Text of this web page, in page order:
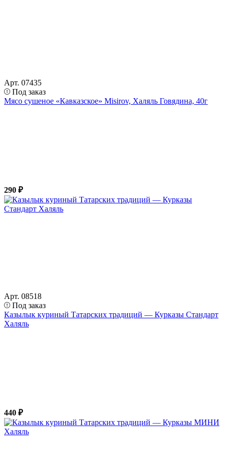
Арт. 07435
Под заказ
Мясо сушеное «Кавказское» Misirov, Халяль Говядина, 40г
290 ₽
Арт. 08518
Под заказ
Казылык куриный Татарских традиций — Курказы Стандарт
Халяль
440 ₽